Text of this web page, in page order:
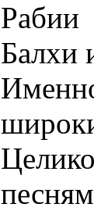
Рабии
Балхи